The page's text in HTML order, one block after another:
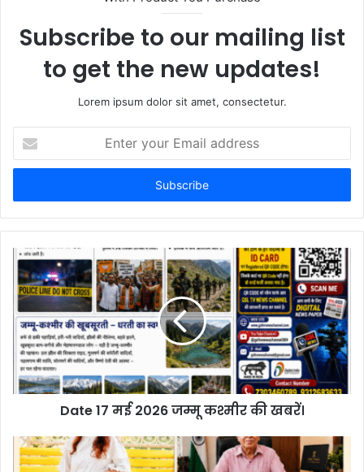
e
Subscribe to our mailing list
to get the new updates!
Lorem ipsum dolor sit amet, consectetur.
t
r
y
u
E
a
l
d
Date 17 मई 2026 जम्मू कश्मीर की खबरें।